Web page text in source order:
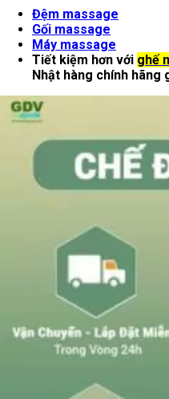
Đệm massage
Gối massage
Máy massage
Tiết kiệm hơn với ghế
Nhật hàng chính hãng